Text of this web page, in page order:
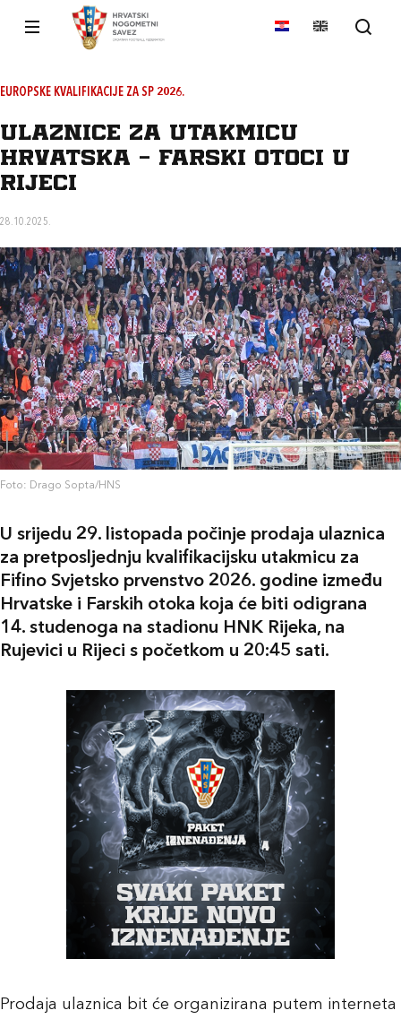
EUROPSKE KVALIFIKACIJE ZA SP 2026.
Ulaznice za utakmicu
Hrvatska - Farski otoci u
Rijeci
28.10.2025.
Foto: Drago Sopta/HNS
U srijedu 29. listopada počinje prodaja ulaznica
za pretposljednju kvalifikacijsku utakmicu za
Fifino Svjetsko prvenstvo 2026. godine između
Hrvatske i Farskih otoka koja će biti odigrana
14. studenoga na stadionu HNK Rijeka, na
Rujevici u Rijeci s početkom u 20:45 sati.
Prodaja ulaznica bit će organizirana putem interneta